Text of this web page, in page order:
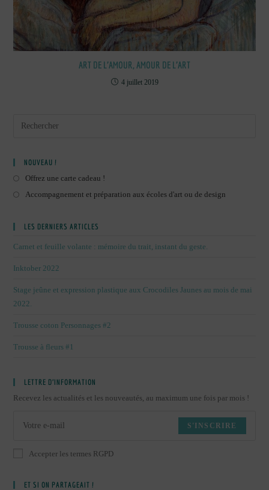
ART DE L’AMOUR, AMOUR DE L’ART
4 juillet 2019
NOUVEAU !
Offrez une carte cadeau !
Accompagnement et préparation aux écoles d'art ou de design
LES DERNIERS ARTICLES
Carnet et feuille volante : mémoire du trait, instant du geste.
Inktober 2022
Stage jeûne et expression plastique aux Crocodiles Jaunes au mois de mai
2022.
Trousse coton Personnages #2
Trousse à fleurs #1
LETTRE D’INFORMATION
Recevez les actualités et les nouveautés, au maximum une fois par mois !
S'INSCRIRE
Accepter les termes RGPD
ET SI ON PARTAGEAIT !